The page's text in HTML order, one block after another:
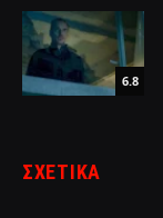
6.8
ΣΧΕΤΙΚΑ